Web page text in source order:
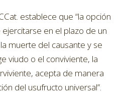
establece que “la opción
en el plazo de un
muerte del causante y se
viudo o el conviviente, la
acepta de manera
del usufructo universal”.